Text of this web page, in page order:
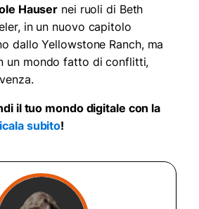
Hauser nei ruoli di Beth
in un nuovo capitolo
dallo Yellowstone Ranch, ma
un mondo fatto di conflitti,
il tuo mondo digitale con la
subito!